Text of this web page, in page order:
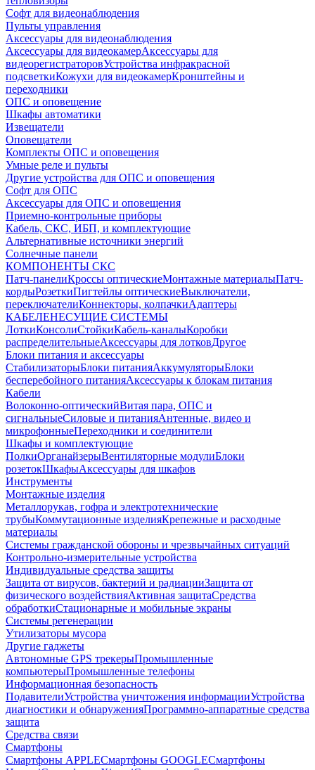
Софт для видеонаблюдения
Пульты управления
Аксессуары для видеонаблюдения
Аксессуары для видеокамерАксессуары для
видеорегистраторовУстройства инфракрасной
подсветкиКожухи для видеокамерКронштейны и
переходники
ОПС и оповещение
Шкафы автоматики
Извещатели
Оповещатели
Комплекты ОПС и оповещения
Умные реле и пульты
Другие устройства для ОПС и оповещения
Софт для ОПС
Аксессуары для ОПС и оповещения
Приемно-контрольные приборы
Кабель, СКС, ИБП, и комплектующие
Альтернативные источники энергий
Солнечные панели
КОМПОНЕНТЫ СКС
Патч-панелиКроссы оптическиеМонтажные материалыПатч-
кордыРозеткиПигтейлы оптическиеВыключатели,
переключателиКоннекторы, колпачкиАдаптеры
КАБЕЛЕНЕСУЩИЕ СИСТЕМЫ
ЛоткиКонсолиСтойкиКабель-каналыКоробки
распределительныеАксессуары для лотковДругое
Блоки питания и аксессуары
СтабилизаторыБлоки питанияАккумуляторыБлоки
бесперебойного питанияАксессуары к блокам питания
Кабели
Волоконно-оптическийВитая пара, ОПС и
сигнальныеСиловые и питанияАнтенные, видео и
микрофонныеПереходники и соединители
Шкафы и комплектующие
ПолкиОрганайзерыВентиляторные модулиБлоки
розетокШкафыАксессуары для шкафов
Инструменты
Монтажные изделия
Металлорукав, гофра и электротехнические
трубыКоммутационные изделияКрепежные и расходные
материалы
Системы гражданской обороны и чрезвычайных ситуаций
Контрольно-измерительные устройства
Индивидуальные средства защиты
Защита от вирусов, бактерий и радиацииЗащита от
физического воздействияАктивная защитаСредства
обработкиСтационарные и мобильные экраны
Системы регенерации
Утилизаторы мусора
Другие гаджеты
Автономные GPS трекерыПромышленные
компьютерыПромышленные телефоны
Информационная безопасность
ПодавителиУстройства уничтожения информацииУстройства
диагностики и обнаруженияПрограммно-аппаратные средства
защита
Средства связи
Смартфоны
Смартфоны APPLEСмартфоны GOOGLEСмартфоны